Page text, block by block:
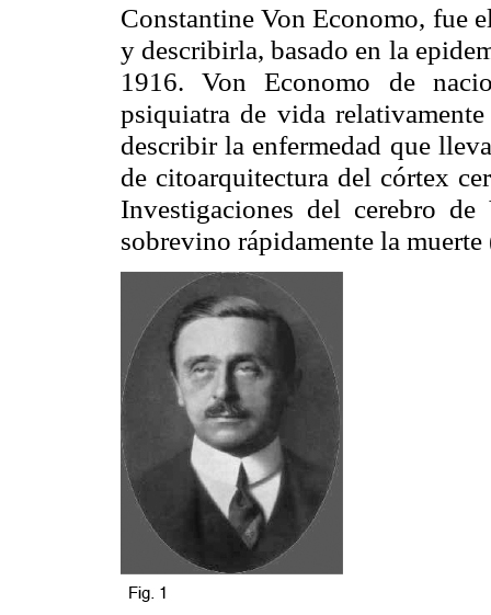
Constantine VonEconomo, fue
y describirla, basado en la
1916. VonEconomo de
psiquiatra de vida
describir la enfermedad que
de citoarquitectura del córtex
Investigaciones del cerebro
sobrevino rápidamente la muerte